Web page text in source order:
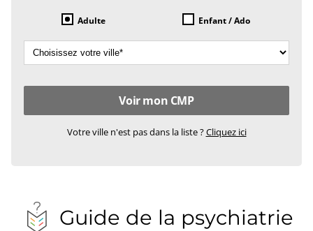
Adulte Enfant / Ado
Votre ville n'est pas dans la liste ?Cliquez ici
Guide de la psychiatrie